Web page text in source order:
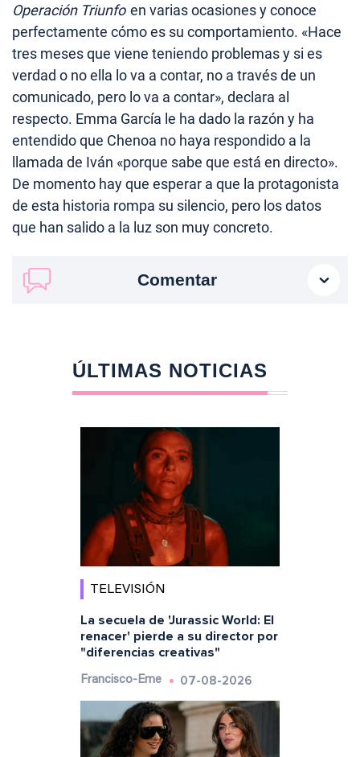
Operación Triunfo en varias ocasiones y conoce
perfectamente cómo es su comportamiento. «Hace
tres meses que viene teniendo problemas y si es
verdad o no ella lo va a contar, no a través de un
comunicado, pero lo va a contar», declara al
respecto. Emma García le ha dado la razón y ha
entendido que Chenoa no haya respondido a la
llamada de Iván «porque sabe que está en directo».
De momento hay que esperar a que la protagonista
de esta historia rompa su silencio, pero los datos
que han salido a la luz son muy concreto.
Comentar
ÚLTIMAS NOTICIAS
TELEVISIÓN
La secuela de 'Jurassic World: El
renacer' pierde a su director por
"diferencias creativas"
Francisco-Eme 07-08-2026